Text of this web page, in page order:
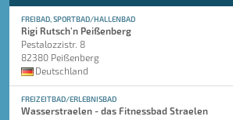
FREIBAD, SPORTBAD/HALLENBAD
Rigi Rutsch'n Peißenberg
Pestalozzistr. 8
82380 Peißenberg
Deutschland
FREIZEITBAD/ERLEBNISBAD
Wasserstraelen - das Fitnessbad Straelen